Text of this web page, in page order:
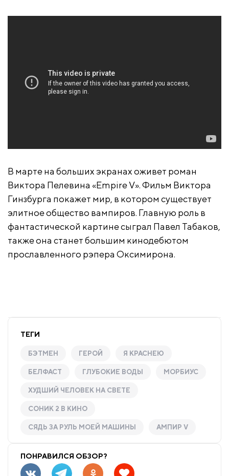
В марте на больших экранах оживет роман
Виктора Пелевина «Empire V». Фильм Виктора
Гинзбурга покажет мир, в котором существует
элитное общество вампиров. Главную роль в
фантастической картине сыграл Павел Табаков,
также она станет большим кинодебютом
прославленного рэпера Оксимирона.
ТЕГИ
БЭТМЕН ГЕРОЙ Я КРАСНЕЮ
БЕЛФАСТ ГЛУБОКИЕ ВОДЫ МОРБИУС
ХУДШИЙ ЧЕЛОВЕК НА СВЕТЕ
СОНИК 2 В КИНО
СЯДЬ ЗА РУЛЬ МОЕЙ МАШИНЫ АМПИР V
ПОНРАВИЛСЯ ОБЗОР?